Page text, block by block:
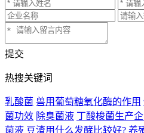
提交
热搜关键词
乳酸菌 兽用葡萄糖氧化酶的作用
菌功效 除臭菌液 丁酸梭菌生产
菌液 豆渣用什么发酵比较好? 养